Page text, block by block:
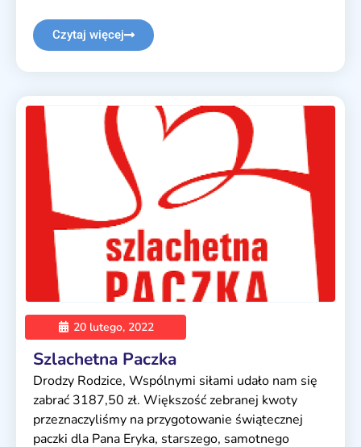
Czytaj więcej
20 lutego, 2022
Szlachetna Paczka
Drodzy Rodzice, Wspólnymi siłami udało nam się
zabrać 3187,50 zł. Większość zebranej kwoty
przeznaczyliśmy na przygotowanie świątecznej
paczki dla Pana Eryka, starszego, samotnego